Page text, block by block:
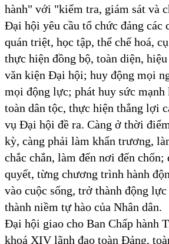
hành" với "kiểm tra, giám sát và
Đại hội yêu cầu tổ chức đảng các
quán triệt, học tập, thể chế hoá,
thực hiện đồng bộ, toàn diện,
văn kiện Đại hội; huy động mọi
mọi động lực; phát huy sức mạnh
toàn dân tộc, thực hiện thắng lợi
vụ Đại hội đề ra. Càng ở thời
kỳ, càng phải làm khẩn trương,
chắc chắn, làm đến nơi đến chốn;
quyết, từng chương trình hành
vào cuộc sống, trở thành động
thành niềm tự hào của Nhân dân.
Đại hội giao cho Ban Chấp hành
khoá XIV lãnh đạo toàn Đảng,